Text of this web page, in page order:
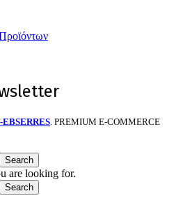
-EBSERRES. PREMIUM E-COMMERCE
Search
are looking for.
Search